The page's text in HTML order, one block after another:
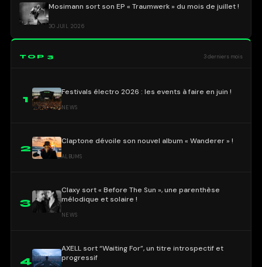
Mosimann sort son EP « Traumwerk » du mois de juillet !
30 JUIL 2026
TOP 3 3 derniers mois
1
Festivals électro 2026 : les events à faire en juin !
NEWS
2
Claptone dévoile son nouvel album « Wanderer » !
ALBUMS
3
Claxy sort « Before The Sun », une parenthèse
mélodique et solaire !
NEWS
4
AXELL sort “Waiting For”, un titre introspectif et
progressif